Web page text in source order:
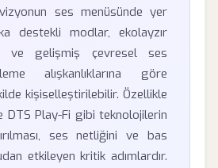
ses menüsünde yer
destekli modlar, ekolayzır
ve gelişmiş çevresel ses
alışkanlıklarına göre
kişiselleştirilebilir. Özellikle
Play-Fi gibi teknolojilerin
ses netliğini ve bas
etkileyen kritik adımlardır.